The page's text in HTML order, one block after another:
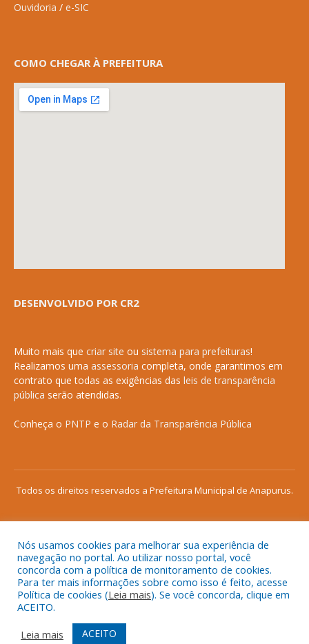
Ouvidoria / e-SIC
COMO CHEGAR À PREFEITURA
DESENVOLVIDO POR CR2
Muito mais que criar site ou sistema para prefeituras!
Realizamos uma assessoria completa, onde garantimos em
contrato que todas as exigências das leis de transparência
pública serão atendidas.
Conheça o PNTP e o Radar da Transparência Pública
Todos os direitos reservados a Prefeitura Municipal de Anapurus.
Mapa do Site
Acessar Área Administrativa
Acessar o Webmail
Nós usamos cookies para melhorar sua experiência de
navegação no portal. Ao utilizar nosso portal, você
concorda com a política de monitoramento de cookies.
Para ter mais informações sobre como isso é feito, acesse
Política de cookies (Leia mais). Se você concorda, clique em
ACEITO.
Leia mais
ACEITO